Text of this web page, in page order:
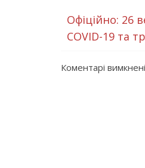
Офіційно: 26
COVID-19 та
Коментарі